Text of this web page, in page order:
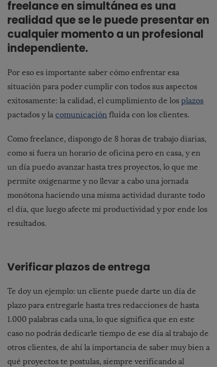
freelance en simultánea es una
realidad que se le puede presentar en
cualquier momento a un profesional
independiente.
Por eso es importante saber cómo enfrentar esa
situación para poder cumplir con todos sus aspectos
exitosamente: la calidad, el cumplimiento de los plazos
pactados y la comunicación fluida con los clientes.
Como freelance, dispongo de 8 horas de trabajo diarias,
como si fuera un horario de oficina pero en casa, y en
un día puedo avanzar hasta tres proyectos, lo que me
permite oxigenarme y no llevar a cabo una jornada
monótona haciendo una misma actividad durante todo
el día, que luego afecte mi productividad y por ende los
resultados.
Verificar plazos de entrega
Te doy un ejemplo: un cliente puede darte un día de
plazo para entregarle hasta tres redacciones de hasta
1.000 palabras cada una, lo que significa que en este
caso no podrás dedicarle tiempo de ese día al trabajo de
otros clientes, de ahí la importancia de saber muy bien a
qué proyectos te postulas, siempre verificando al